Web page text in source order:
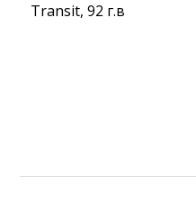
Transit, 92 г.в